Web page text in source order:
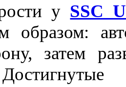
у SSC
образом:
затем